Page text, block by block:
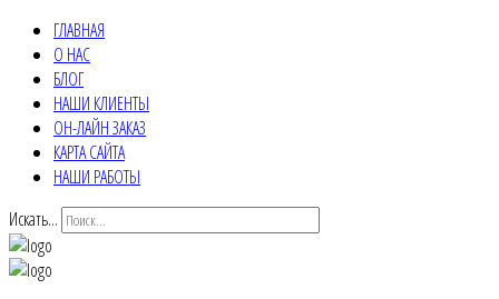
ГЛАВНАЯ
О НАС
БЛОГ
НАШИ КЛИЕНТЫ
ОН-ЛАЙН ЗАКАЗ
КАРТА САЙТА
НАШИ РАБОТЫ
Искать...